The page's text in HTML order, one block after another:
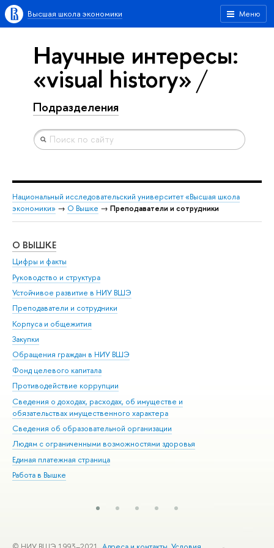
Меню
Высшая школа экономики
Научные интересы:
«visual history»
Подразделения
Национальный исследовательский университет «Высшая школа
экономики» → О Вышке → Преподаватели и сотрудники
О ВЫШКЕ
Цифры и факты
Руководство и структура
Устойчивое развитие в НИУ ВШЭ
Преподаватели и сотрудники
Корпуса и общежития
Закупки
Обращения граждан в НИУ ВШЭ
Фонд целевого капитала
Противодействие коррупции
Сведения о доходах, расходах, об имуществе и
обязательствах имущественного характера
Сведения об образовательной организации
Людям с ограниченными возможностями здоровья
Единая платежная страница
Работа в Вышке